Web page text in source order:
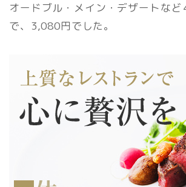
オードブル・メイン・デザートなど
で、3,080円でした。